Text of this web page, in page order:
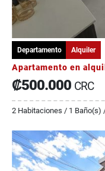
Departamento Alquiler
₡500.000 CRC
2 Habitaciones / 1 Baño(s)